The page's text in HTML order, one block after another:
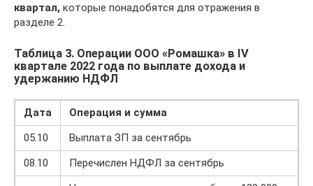
квартал, которые понадобятся для отражения в
разделе 2.
Таблица 3. Операции ООО «Ромашка» в IV
квартале 2022 года по выплате дохода и
удержанию НДФЛ
Дата
Операция и сумма
05.10
Выплата ЗП за сентябрь
08.10
Перечислен НДФЛ за сентябрь